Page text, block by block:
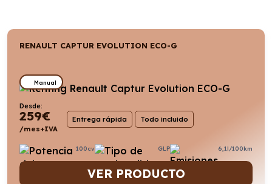
RENAULT CAPTUR EVOLUTION ECO-G
Manual
Desde:
259€
/mes+IVA
Entrega rápida Todo incluido
100cv GLP 6,1l/100km
VER PRODUCTO